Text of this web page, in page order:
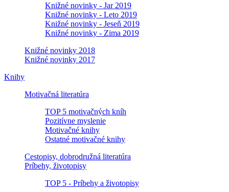
Knižné novinky - Jar 2019
Knižné novinky - Leto 2019
Knižné novinky - Jeseň 2019
Knižné novinky - Zima 2019
Knižné novinky 2018
Knižné novinky 2017
Knihy
Motivačná literatúra
TOP 5 motivačných kníh
Pozitívne myslenie
Motivačné knihy
Ostatné motivačné knihy
Cestopisy, dobrodružná literatúra
Príbehy, životopisy
TOP 5 - Príbehy a životopisy